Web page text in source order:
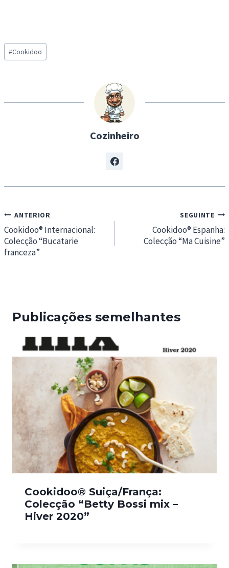
Post
Tags:
#Cookidoo
Cozinheiro
Navegação
de
artigos
ANTERIOR
Cookidoo® Internacional:
Colecção “Bucatarie
franceza”
SEGUINTE
Cookidoo® Espanha:
Colecção “Ma Cuisine”
Publicações semelhantes
Cookidoo® Suiça/França:
Colecção “Betty Bossi mix –
Hiver 2020”